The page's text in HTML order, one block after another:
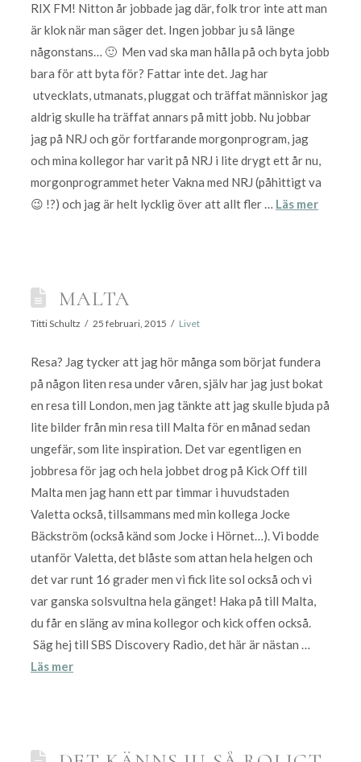
RIX FM! Nitton år jobbade jag där, folk tror inte att man
är klok när man säger det. Ingen jobbar ju så länge
någonstans… 🙂 Men vad ska man hålla på och byta jobb
bara för att byta för? Fattar inte det. Jag har
utvecklats, utmanats, pluggat och träffat människor jag
aldrig skulle ha träffat annars på mitt jobb. Nu jobbar
jag på NRJ och gör fortfarande morgonprogram, jag
och mina kollegor har varit på NRJ i lite drygt ett år nu,
morgonprogrammet heter Vakna med NRJ (påhittigt va
😉 !?) och jag är helt lycklig över att allt fler … Läs mer
MALTA
Titti Schultz 25 februari, 2015 Livet
Resa? Jag tycker att jag hör många som börjat fundera
på någon liten resa under våren, själv har jag just bokat
en resa till London, men jag tänkte att jag skulle bjuda på
lite bilder från min resa till Malta för en månad sedan
ungefär, som lite inspiration. Det var egentligen en
jobbresa för jag och hela jobbet drog på Kick Off till
Malta men jag hann ett par timmar i huvudstaden
Valetta också, tillsammans med min kollega Jocke
Bäckström (också känd som Jocke i Hörnet…). Vi bodde
utanför Valetta, det blåste som attan hela helgen och
det var runt 16 grader men vi fick lite sol också och vi
var ganska solsvultna hela gänget! Haka på till Malta,
du får en släng av mina kollegor och kick offen också.
Säg hej till SBS Discovery Radio, det här är nästan …
Läs mer